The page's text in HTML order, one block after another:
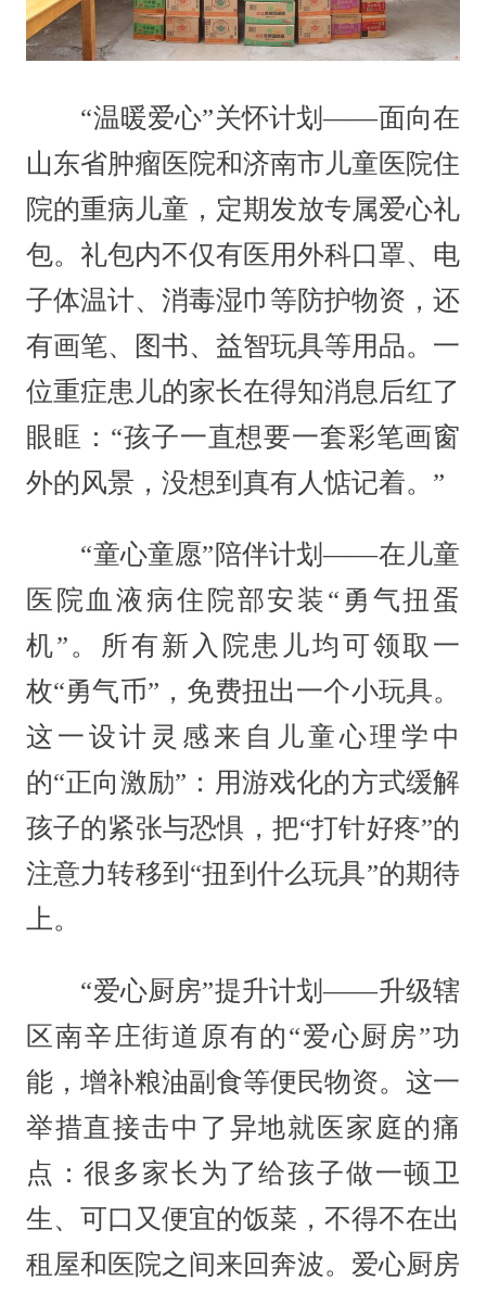
“温暖爱心”关怀计划——面向在
山东省肿瘤医院和济南市儿童医院住
院的重病儿童，定期发放专属爱心礼
包。礼包内不仅有医用外科口罩、电
子体温计、消毒湿巾等防护物资，还
有画笔、图书、益智玩具等用品。一
位重症患儿的家长在得知消息后红了
眼眶：“孩子一直想要一套彩笔画窗
外的风景，没想到真有人惦记着。”
“童心童愿”陪伴计划——在儿童
医院血液病住院部安装“勇气扭蛋
机”。所有新入院患儿均可领取一
枚“勇气币”，免费扭出一个小玩具。
这一设计灵感来自儿童心理学中
的“正向激励”：用游戏化的方式缓解
孩子的紧张与恐惧，把“打针好疼”的
注意力转移到“扭到什么玩具”的期待
上。
“爱心厨房”提升计划——升级辖
区南辛庄街道原有的“爱心厨房”功
能，增补粮油副食等便民物资。这一
举措直接击中了异地就医家庭的痛
点：很多家长为了给孩子做一顿卫
生、可口又便宜的饭菜，不得不在出
租屋和医院之间来回奔波。爱心厨房